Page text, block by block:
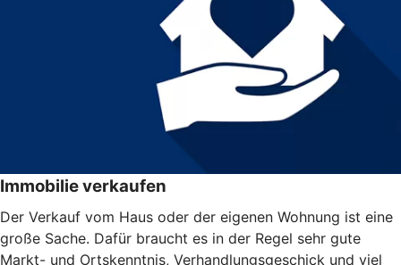
Immobilie verkaufen
Der Verkauf vom Haus oder der eigenen Wohnung ist eine
große Sache. Dafür braucht es in der Regel sehr gute
Markt- und Ortskenntnis, Verhandlungsgeschick und viel